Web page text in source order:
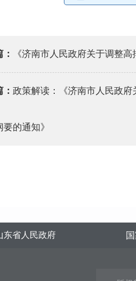
《济南市人民政府关于调整
政策解读：《济南市人民政
的通知》
东省人民政府